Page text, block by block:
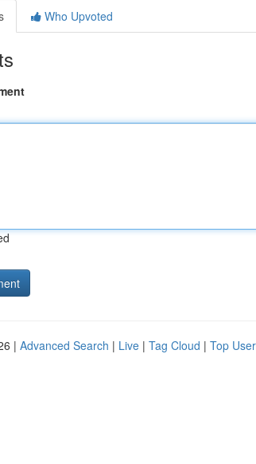
Who Upvoted
| Advanced Search | Live | Tag Cloud | Top